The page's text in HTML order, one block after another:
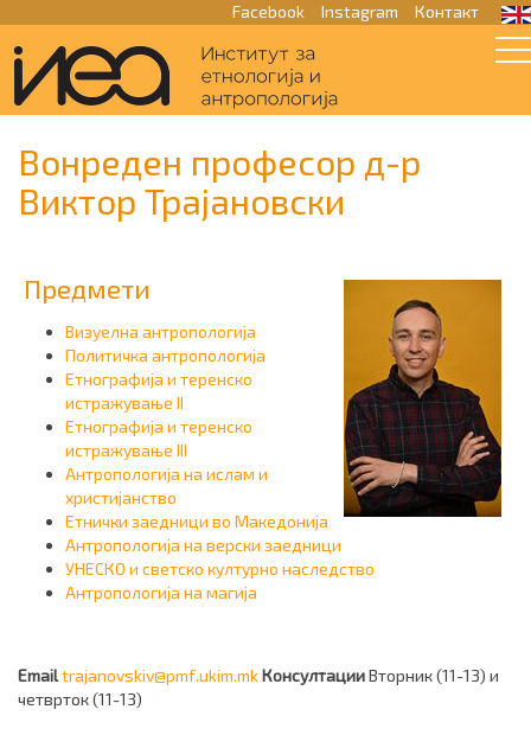
Facebook Instagram Контакт
Вонреден професор д-р
Виктор Трајановски
Предмети
Визуелна антропологија
Политичка антропологија
Етнографија и теренско
истражување II
Етнографија и теренско
истражување III
Aнтропологија на ислам и
христијанство
Етнички заедници во Македонија
Антропологија на верски заедници
УНЕСКО и светско културно наследство
Антропологија на магија
Emailtrajanovskiv@pmf.ukim.mkКонсултацииВторник (11-13) и
четврток (11-13)